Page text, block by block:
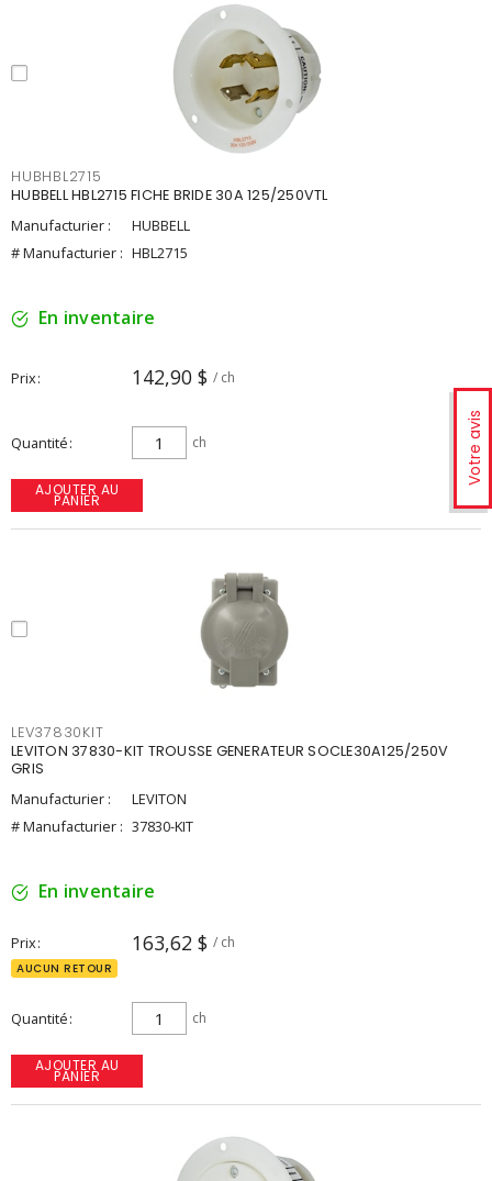
Votre avis
HUBHBL2715
HUBBELL HBL2715 FICHE BRIDE 30A 125/250VTL
Manufacturier :
HUBBELL
# Manufacturier : HBL2715
En inventaire
Prix 142,90 $ / ch
Quantité ch
AJOUTER AU
PANIER
LEV37830KIT
LEVITON 37830-KIT TROUSSE GENERATEUR SOCLE30A125/250V
GRIS
Manufacturier :
LEVITON
# Manufacturier : 37830-KIT
En inventaire
Prix 163,62 $ / ch
AUCUN RETOUR
Quantité ch
AJOUTER AU
PANIER